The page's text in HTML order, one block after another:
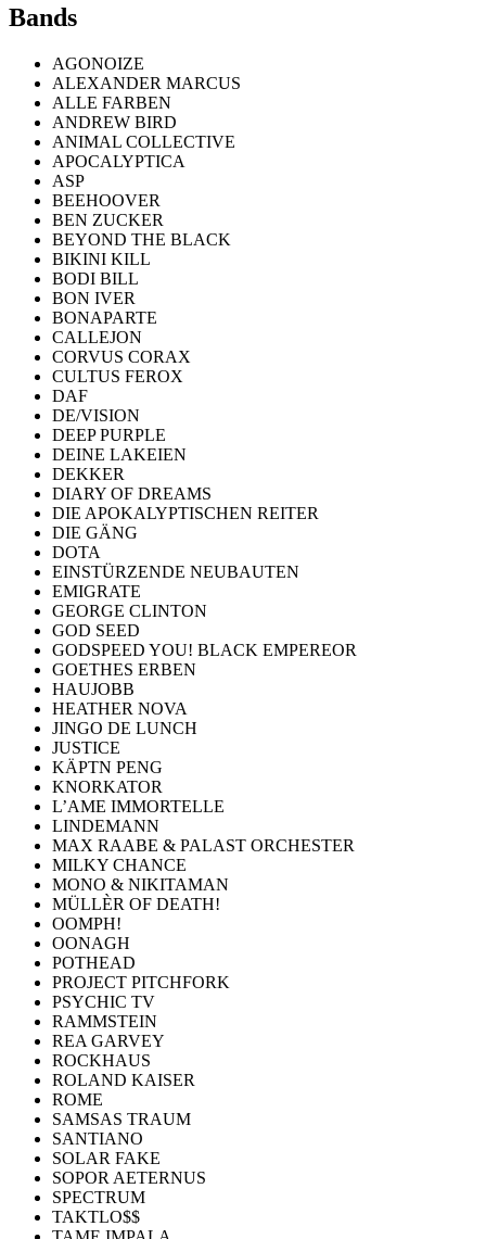
Bands
AGONOIZE
ALEXANDER MARCUS
ALLE FARBEN
ANDREW BIRD
ANIMAL COLLECTIVE
APOCALYPTICA
ASP
BEEHOOVER
BEN ZUCKER
BEYOND THE BLACK
BIKINI KILL
BODI BILL
BON IVER
BONAPARTE
CALLEJON
CORVUS CORAX
CULTUS FEROX
DAF
DE/VISION
DEEP PURPLE
DEINE LAKEIEN
DEKKER
DIARY OF DREAMS
DIE APOKALYPTISCHEN REITER
DIE GÄNG
DOTA
EINSTÜRZENDE NEUBAUTEN
EMIGRATE
GEORGE CLINTON
GOD SEED
GODSPEED YOU! BLACK EMPEREOR
GOETHES ERBEN
HAUJOBB
HEATHER NOVA
JINGO DE LUNCH
JUSTICE
KÄPTN PENG
KNORKATOR
L’AME IMMORTELLE
LINDEMANN
MAX RAABE & PALAST ORCHESTER
MILKY CHANCE
MONO & NIKITAMAN
MÜLLÈR OF DEATH!
OOMPH!
OONAGH
POTHEAD
PROJECT PITCHFORK
PSYCHIC TV
RAMMSTEIN
REA GARVEY
ROCKHAUS
ROLAND KAISER
ROME
SAMSAS TRAUM
SANTIANO
SOLAR FAKE
SOPOR AETERNUS
SPECTRUM
TAKTLO$$